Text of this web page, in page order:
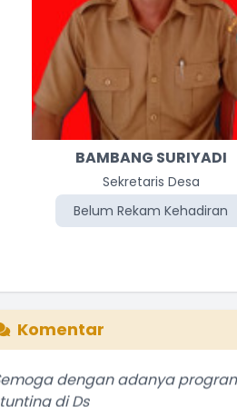
BAMBANG SURIYADI
Sekretaris Desa
Belum Rekam Kehadiran
Komentar
dengan adanya
di Ds
selengkapnya